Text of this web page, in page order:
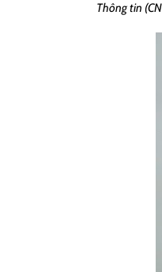
Thông tin